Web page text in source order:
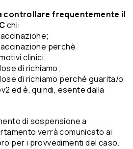
controllare frequentemente il
chi:
perchè
clinici;
di richiamo;
di richiamo perché guarita/o
ed è, quindi, esente dalla
di sospensione a
verrà comunicato ai
per i provvedimenti del caso.